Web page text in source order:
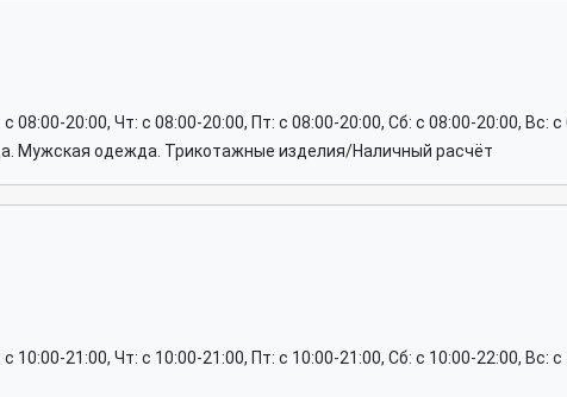
08:00-20:00, Чт: c 08:00-20:00, Пт: c 08:00-20:00, Сб: c 08:00-20:00, Вс: c
Мужская одежда. Трикотажные изделия/Наличный расчёт
10:00-21:00, Чт: c 10:00-21:00, Пт: c 10:00-21:00, Сб: c 10:00-22:00, Вс: c